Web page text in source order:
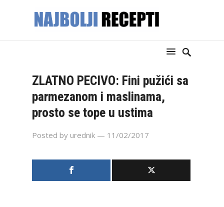
ZLATNO PECIVO: Fini pužići sa
parmezanom i maslinama,
prosto se tope u ustima
Posted by urednik — 11/02/2017